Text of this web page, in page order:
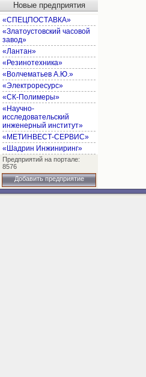
Новые предприятия
«СПЕЦПОСТАВКА»
«Златоустовский часовой
завод»
«Лантан»
«Резинотехника»
«Волчематьев А.Ю.»
«Электроресурс»
«СК-Полимеры»
«Научно-
исследовательский
инженерный институт»
«МЕТИНВЕСТ-СЕРВИС»
«Шадрин Инжиниринг»
Предприятий на портале:
8576
Добавить предприятие